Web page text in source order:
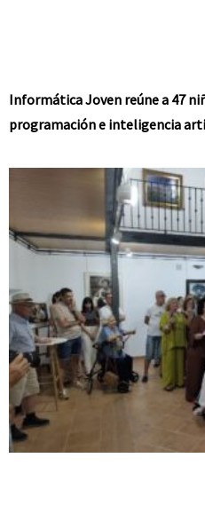
Informática Joven reúne a 47
programación e inteligencia